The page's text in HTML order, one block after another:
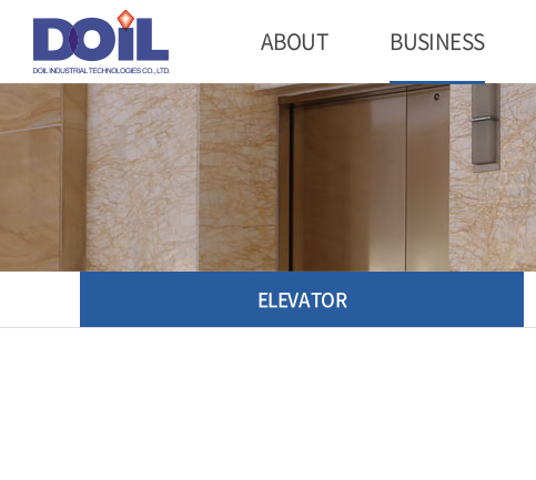
ABOUT BUSINESS
ELEVATOR